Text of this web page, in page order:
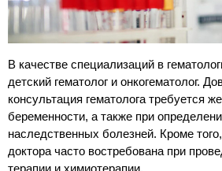
В качестве специализаций в
детский гематолог и онкогематолог.
консультация гематолога требуется
беременности, а также при
наследственных болезней. Кроме
доктора часто востребована при
терапии и химиотерапии.